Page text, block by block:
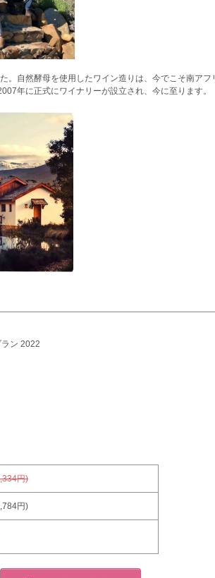
。自然酵母を使用したワイン造りは、今でこそ南ア
年に正式にワイナリーが設立され、今に至ります。
ン 2022
円)
円)